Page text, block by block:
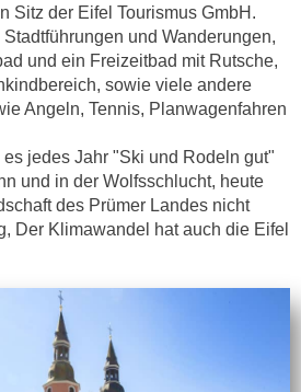
Sitz der Eifel Tourismus GmbH.
und Wanderungen,
und ein Freizeitbad mit Rutsche,
sowie viele andere
Angeln, Tennis, Planwagenfahren
jedes Jahr "Ski und Rodeln gut"
und in der Wolfsschlucht, heute
des Prümer Landes nicht
Der Klimawandel hat auch die Eifel